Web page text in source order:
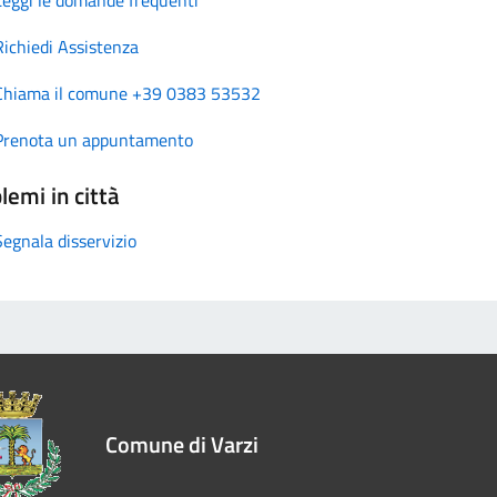
Assistenza
il comune +39 0383 53532
un appuntamento
in città
disservizio
Comune di Varzi